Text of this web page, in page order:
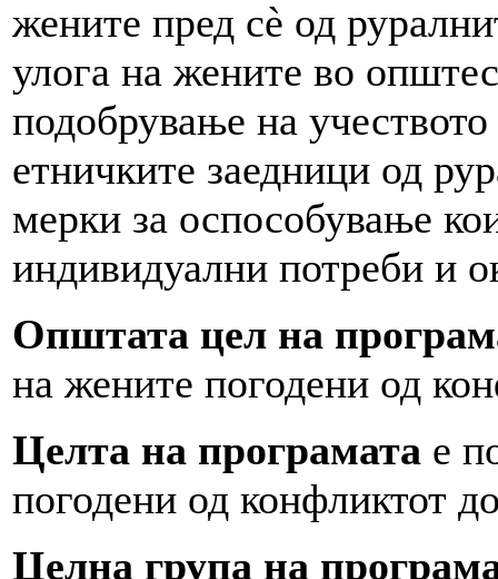
жените пред сè од
улога на жените во
подобрување на
етничките заедници од
мерки за оспособување
индивидуални потреби и
Општата цел на
на жените погодени од
Целта на програмата е
погодени од конфликтот
Целна група на